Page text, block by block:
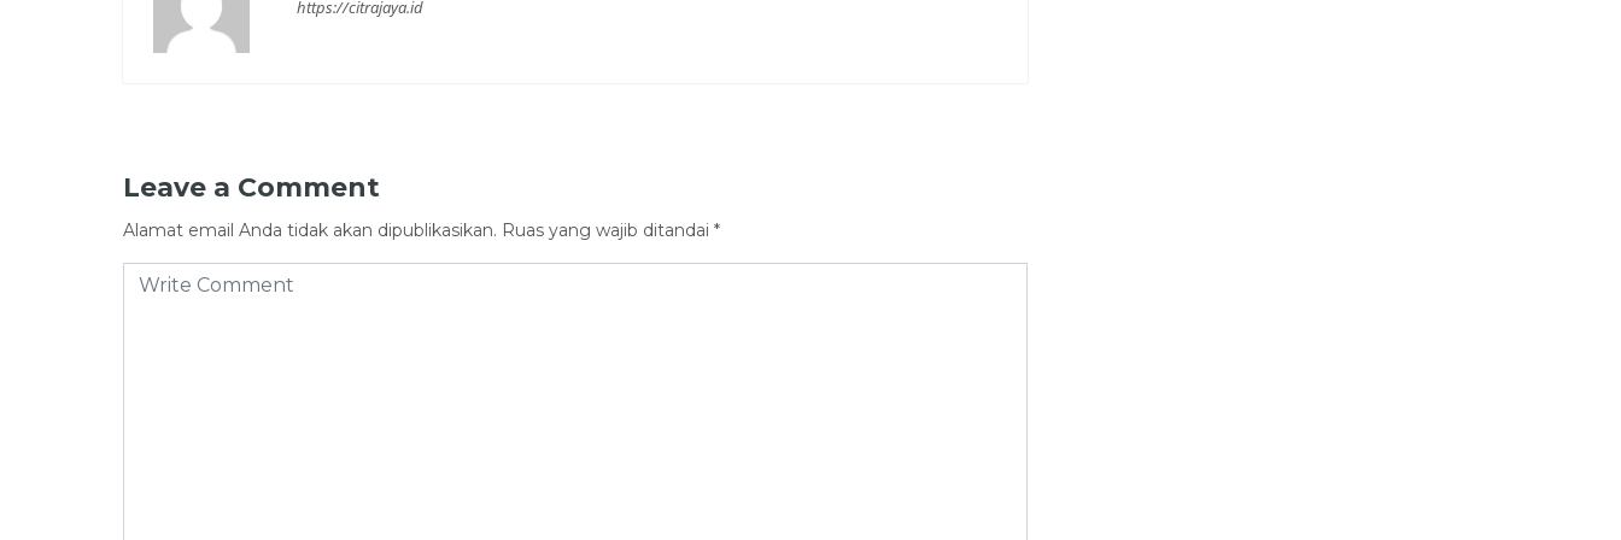
https://citrajaya.id
Leave a Comment
Alamat email Anda tidak akan dipublikasikan. Ruas yang wajib ditandai *